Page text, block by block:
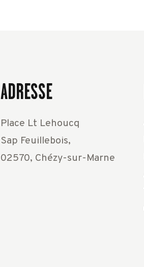
ADRESSE
Place Lt Lehoucq
Sap Feuillebois,
02570, Chézy-sur-Marne